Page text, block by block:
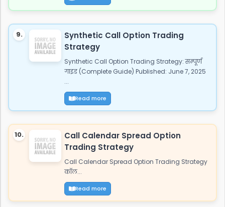
9.
Synthetic Call Option Trading
Strategy
Synthetic Call Option Trading Strategy: सम्पूर्ण
गाइड (Complete Guide) Published: June 7, 2025
...
Read more
10.
Call Calendar Spread Option
Trading Strategy
Call Calendar Spread Option Trading Strategy
कॉल...
Read more